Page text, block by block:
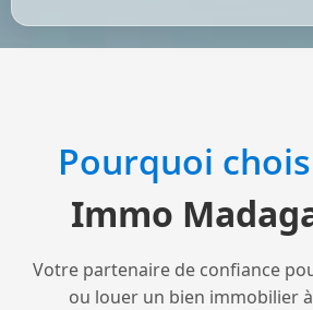
Pourquoi
Immo
Votre partenaire de confiance
ou louer un bien immobilier